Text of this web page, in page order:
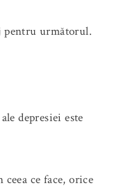
pentru următorul.
depresiei este
ce face, orice